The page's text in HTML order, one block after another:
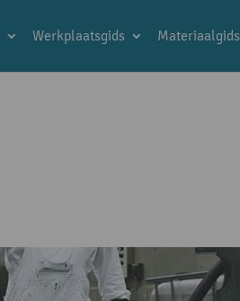
Werkplaatsgids Materiaalgids